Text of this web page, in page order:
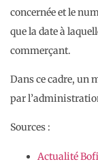
concernée et le
que la date à
commerçant.
Dans ce cadre, un
par
Sources :
Actualité